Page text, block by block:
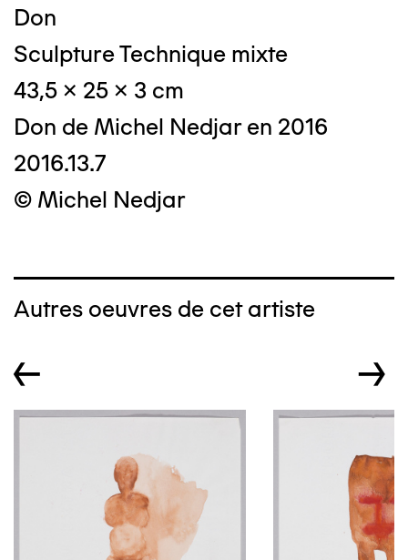
Don
Sculpture Technique mixte
43,5 x 25 x 3 cm
Don de Michel Nedjar en 2016
2016.13.7
© Michel Nedjar
Autres oeuvres de cet artiste
← →